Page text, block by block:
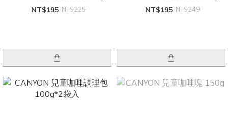
NT$195 NT$225 NT$195 NT$249